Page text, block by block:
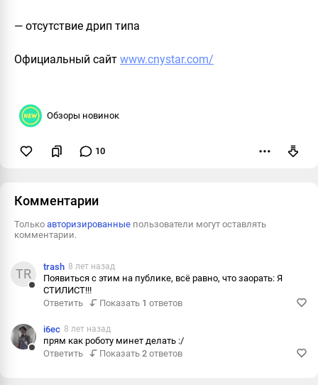
— отсутствие дрип типа
Официальный сайт www.cnystar.com/
Обзоры новинок
10
Комментарии
Только авторизированные пользователи могут оставлять
комментарии.
TR trash 8 лет назад
Появиться с этим на публике, всё равно, что заорать: Я
СТИЛИСТ!!!
Ответить
Показать 1 ответов
i6ec 8 лет назад
прям как роботу минет делать :/
Ответить
Показать 2 ответов